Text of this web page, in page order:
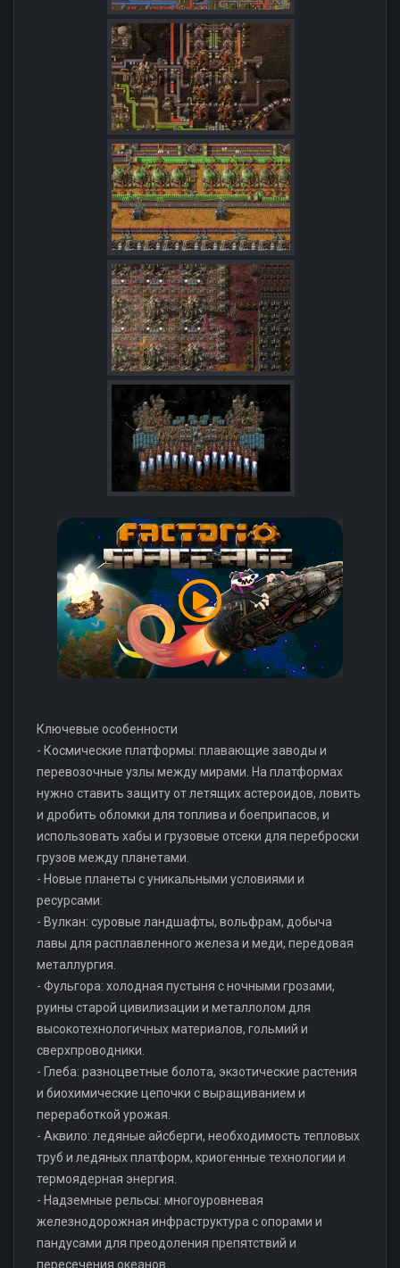
Ключевые особенности
- Космические платформы: плавающие заводы и
перевозочные узлы между мирами. На платформах
нужно ставить защиту от летящих астероидов, ловить
и дробить обломки для топлива и боеприпасов, и
использовать хабы и грузовые отсеки для переброски
грузов между планетами.
- Новые планеты с уникальными условиями и
ресурсами:
- Вулкан: суровые ландшафты, вольфрам, добыча
лавы для расплавленного железа и меди, передовая
металлургия.
- Фульгора: холодная пустыня с ночными грозами,
руины старой цивилизации и металлолом для
высокотехнологичных материалов, гольмий и
сверхпроводники.
- Глеба: разноцветные болота, экзотические растения
и биохимические цепочки с выращиванием и
переработкой урожая.
- Аквило: ледяные айсберги, необходимость тепловых
труб и ледяных платформ, криогенные технологии и
термоядерная энергия.
- Надземные рельсы: многоуровневая
железнодорожная инфраструктура с опорами и
пандусами для преодоления препятствий и
пересечения океанов.